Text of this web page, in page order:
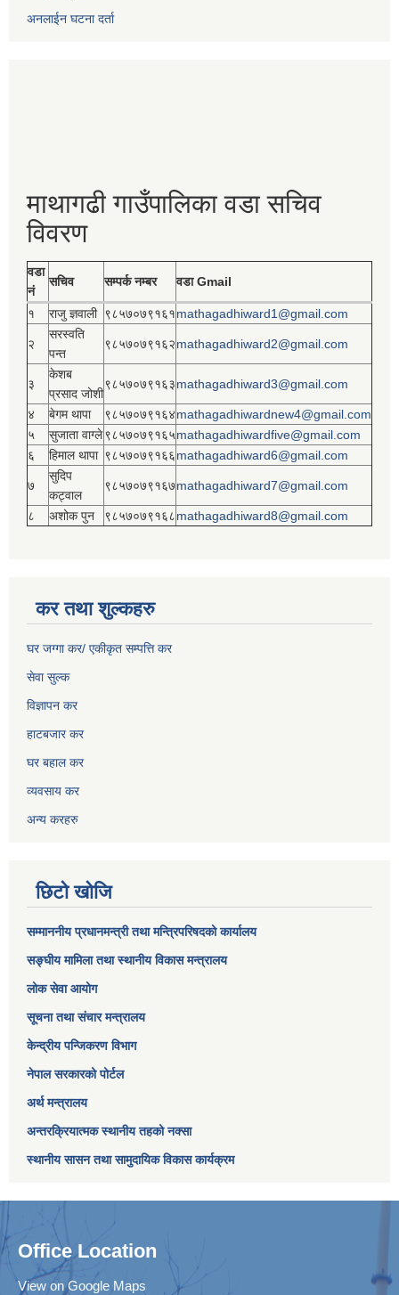
अनलाईन घटना दर्ता
माथागढी गाउँपालिका वडा सचिव
विवरण
वडा
नं
सचिव सम्पर्क नम्बर वडा Gmail
१ राजु ज्ञवाली ९८५७०७९१६१mathagadhiward1@gmail.com
२
सरस्वति
पन्त
९८५७०७९१६२mathagadhiward2@gmail.com
३
केशब
प्रसाद जोशी
९८५७०७९१६३mathagadhiward3@gmail.com
४ बेगम थापा ९८५७०७९१६४mathagadhiwardnew4@gmail.com
५
सुजाता वाग्ले९८५७०७९१६५mathagadhiwardfive@gmail.com
६
हिमाल थापा ९८५७०७९१६६mathagadhiward6@gmail.com
७
सुदिप
कट्वाल
९८५७०७९१६७mathagadhiward7@gmail.com
८ अशोक पुन ९८५७०७९१६८mathagadhiward8@gmail.com
कर तथा शुल्कहरु
घर जग्गा कर/ एकीकृत सम्पत्ति कर
सेवा सुल्क
विज्ञापन कर
हाटबजार कर
घर बहाल कर
व्यवसाय कर
अन्य करहरु
छिटो खोजि
सम्माननीय प्रधानमन्त्री तथा मन्त्रिपरिषद‌को कार्यालय
सङ्घीय मामिला तथा स्थानीय विकास मन्त्रालय
लोक सेवा आयोग
सूचना तथा संचार मन्त्रालय
केन्द्रीय पन्जिकरण विभाग
नेपाल सरकारको पोर्टल
अर्थ मन्त्रालय
अन्तरक्रियात्मक स्थानीय तहको नक्सा
स्थानीय सासन तथा सामुदायिक विकास कार्यक्रम
Office Location
View on Google Maps